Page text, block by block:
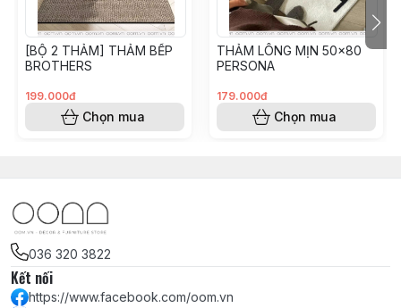
#nhatban #phongcach
[BỘ 2 THẢM] THẢM BẾP
BROTHERS
199.000đ
Chọn mua
THẢM LÔNG MỊN 50x80
PERSONA
179.000đ
Chọn mua
036 320 3822
Kết nối
https://www.facebook.com/oom.vn